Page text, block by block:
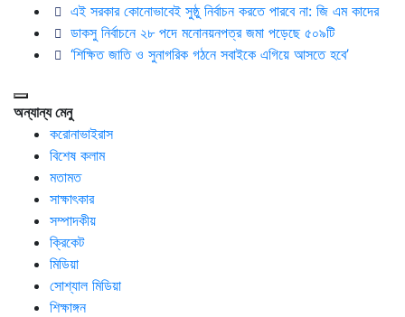
এই সরকার কোনোভাবেই সুষ্ঠু নির্বাচন করতে পারবে না: জি এম কাদের
ডাকসু নির্বাচনে ২৮ পদে মনোনয়নপত্র জমা পড়েছে ৫০৯টি
‘শিক্ষিত জাতি ও সুনাগরিক গঠনে সবাইকে এগিয়ে আসতে হবে’
অন্যান্য মেনু
করোনাভাইরাস
বিশেষ কলাম
মতামত
সাক্ষাৎকার
সম্পাদকীয়
ক্রিকেট
মিডিয়া
সোশ্যাল মিডিয়া
শিক্ষাঙ্গন